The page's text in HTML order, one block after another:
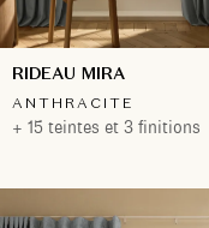
RIDEAU MIRA
ANTHRACITE
+ 15 teintes et 3 finitions